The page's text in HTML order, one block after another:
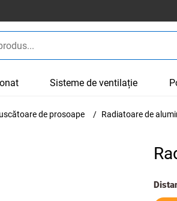
Sisteme de ventilație
de prosoape Radiatoare de